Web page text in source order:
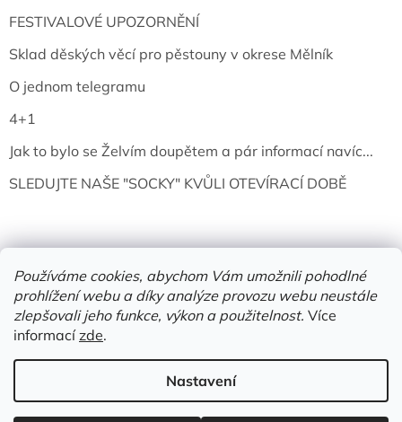
Používáme cookies, abychom Vám umožnili pohodlné
prohlížení webu a díky analýze provozu webu neustále
zlepšovali jeho funkce, výkon a použitelnost. Více
informacízde.
Nastavení
FESTIVALOVÉ UPOZORNĚNÍ
Sklad děských věcí pro pěstouny v okrese Mělník
O jednom telegramu
4+1
Jak to bylo se Želvím doupětem a pár informací navíc...
SLEDUJTE NAŠE "SOCKY" KVŮLI OTEVÍRACÍ DOBĚ
Vytvořil Shoptet